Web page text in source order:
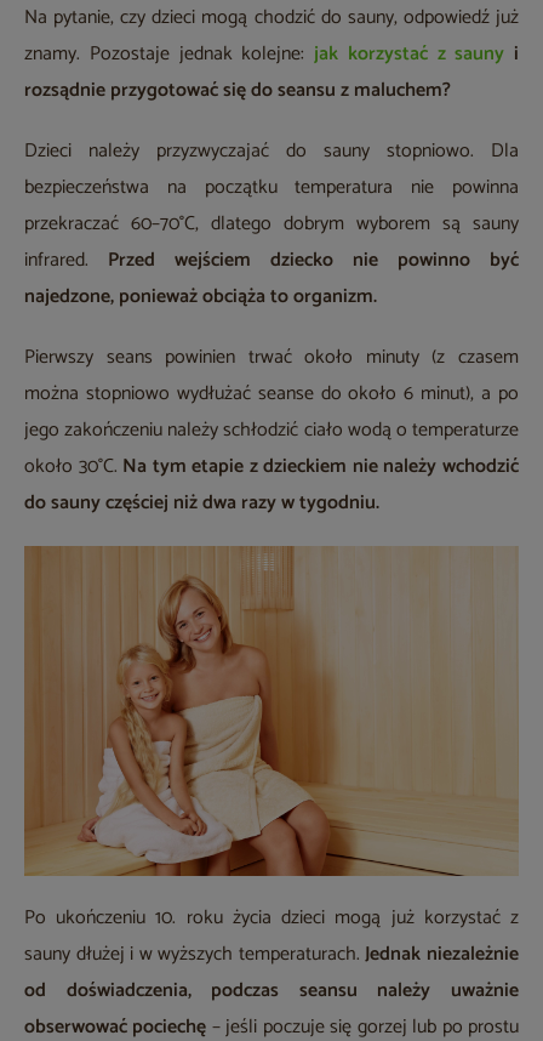
Na pytanie, czy dzieci mogą chodzić do sauny, odpowiedź już
znamy. Pozostaje jednak kolejne: jak korzystać z sauny i
rozsądnie przygotować się do seansu z maluchem?
Dzieci należy przyzwyczajać do sauny stopniowo. Dla
bezpieczeństwa na początku temperatura nie powinna
przekraczać 60–70°C, dlatego dobrym wyborem są sauny
infrared. Przed wejściem dziecko nie powinno być
najedzone, ponieważ obciąża to organizm.
Pierwszy seans powinien trwać około minuty (z czasem
można stopniowo wydłużać seanse do około 6 minut), a po
jego zakończeniu należy schłodzić ciało wodą o temperaturze
około 30°C. Na tym etapie z dzieckiem nie należy wchodzić
do sauny częściej niż dwa razy w tygodniu.
Po ukończeniu 10. roku życia dzieci mogą już korzystać z
sauny dłużej i w wyższych temperaturach.Jednak niezależnie
od doświadczenia, podczas seansu należy uważnie
obserwować pociechę– jeśli poczuje się gorzej lub po prostu